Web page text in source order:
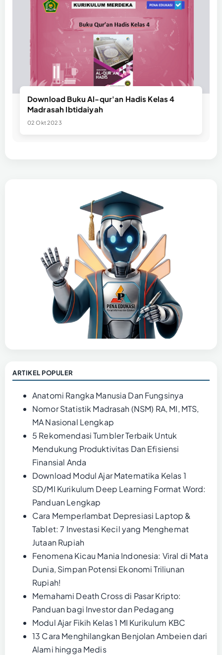
Download Buku Al-qur'an Hadis Kelas 4
Madrasah Ibtidaiyah
02 Okt 2023
ARTIKEL POPULER
Anatomi Rangka Manusia Dan Fungsinya
Nomor Statistik Madrasah (NSM) RA, MI, MTS,
MA Nasional Lengkap
5 Rekomendasi Tumbler Terbaik Untuk
Mendukung Produktivitas Dan Efisiensi
Finansial Anda
Download Modul Ajar Matematika Kelas 1
SD/MI Kurikulum Deep Learning Format Word:
Panduan Lengkap
Cara Memperlambat Depresiasi Laptop &
Tablet: 7 Investasi Kecil yang Menghemat
Jutaan Rupiah
Fenomena Kicau Mania Indonesia: Viral di Mata
Dunia, Simpan Potensi Ekonomi Triliunan
Rupiah!
Memahami Death Cross di Pasar Kripto:
Panduan bagi Investor dan Pedagang
Modul Ajar Fikih Kelas 1 MI Kurikulum KBC
13 Cara Menghilangkan Benjolan Ambeien dari
Alami hingga Medis